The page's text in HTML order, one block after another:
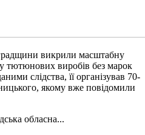
викрили масштабну
тютюнових виробів без марок
слідства, її організував 70-
якому вже повідомили
обласна...